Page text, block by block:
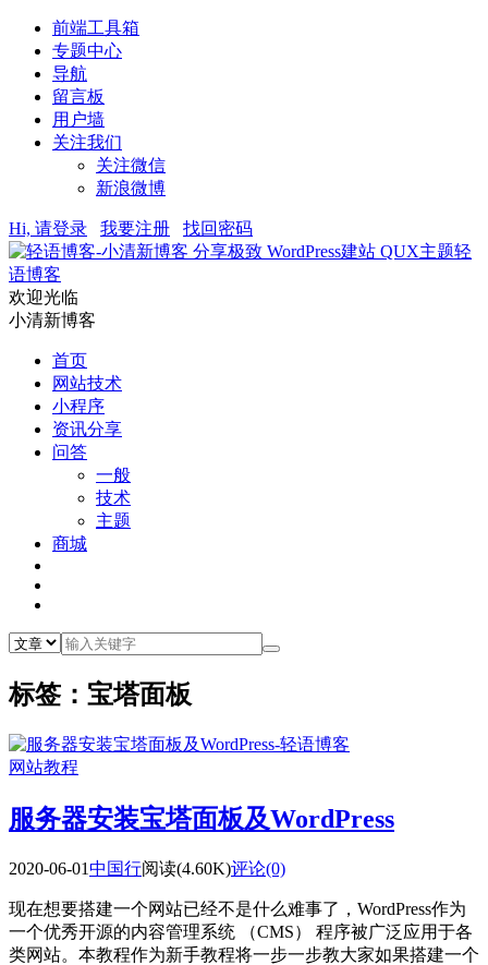
前端工具箱
专题中心
导航
留言板
用户墙
关注我们
关注微信
新浪微博
Hi, 请登录 我要注册
找回密码
轻
语博客
欢迎光临
小清新博客
首页
网站技术
小程序
资讯分享
问答
一般
技术
主题
商城
标签：宝塔面板
网站教程
服务器安装宝塔面板及WordPress
2020-06-01中国行阅读(4.60K)评论(0)
现在想要搭建一个网站已经不是什么难事了，WordPress作为
一个优秀开源的内容管理系统 （CMS） 程序被广泛应用于各
类网站。本教程作为新手教程将一步一步教大家如果搭建一个